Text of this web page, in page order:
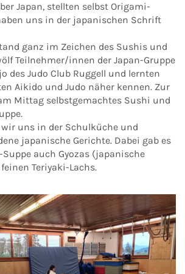
Japan, stellten selbst Origami-
uns in der japanischen Schrift
ganz im Zeichen des Sushis und
Teilnehmer/innen der Japan-Gruppe
des Judo Club Ruggell und lernten
Aikido und Judo näher kennen. Zur
Mittag selbstgemachtes Sushi und
uns in der Schulküche und
japanische Gerichte. Dabei gab es
auch Gyozas (japanische
Teriyaki-Lachs.